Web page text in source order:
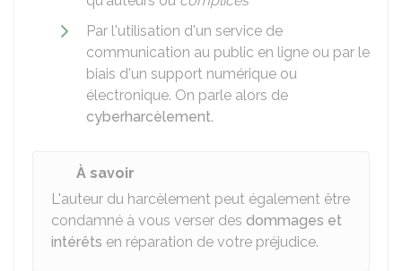
Par l'utilisation d'un service de
communication au public en ligne ou par le
biais d'un support numérique ou
électronique. On parle alors de
cyberharcèlement.
À savoir
L'auteur du harcèlement peut également être
condamné à vous verser des dommages et
intérêts en réparation de votre préjudice.